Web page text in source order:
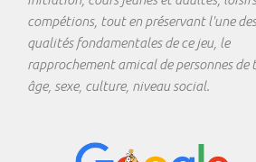
compétions, tout en préservant l'une des
qualités fondamentales de ce jeu, le
rapprochement amical de personnes de
âge, sexe, culture, niveau social.